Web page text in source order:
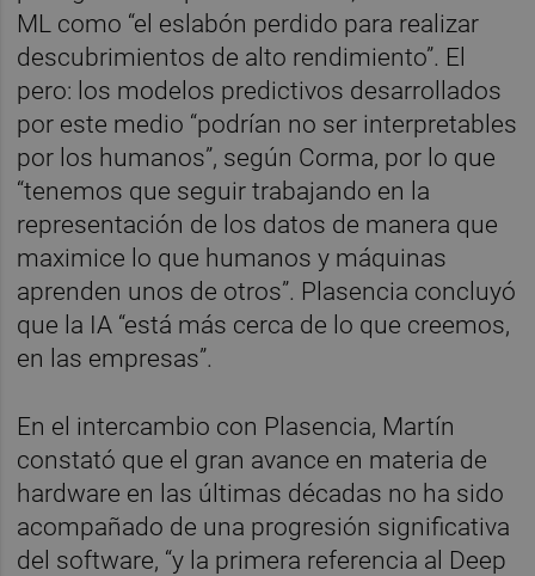
ML como “el eslabón perdido para realizar
descubrimientos de alto rendimiento”. El
pero: los modelos predictivos desarrollados
por este medio “podrían no ser interpretables
por los humanos”, según Corma, por lo que
“tenemos que seguir trabajando en la
representación de los datos de manera que
maximice lo que humanos y máquinas
aprenden unos de otros”. Plasencia concluyó
que la IA “está más cerca de lo que creemos,
en las empresas”.
En el intercambio con Plasencia, Martín
constató que el gran avance en materia de
hardware en las últimas décadas no ha sido
acompañado de una progresión significativa
del software, “y la primera referencia al Deep